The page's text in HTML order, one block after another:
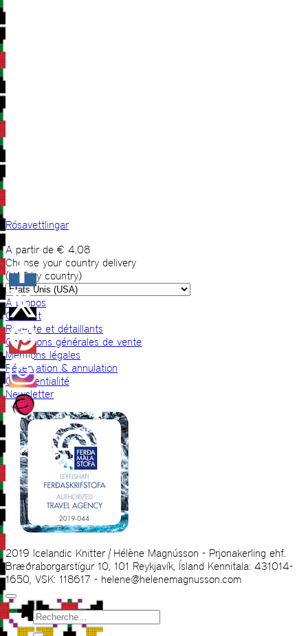
Rósavettlingar
A partir de € 4,08
Choose your country delivery
(VAT by country)
A propos
Contact
Revente et détaillants
Conditions générales de vente
Mentions légales
Réservation & annulation
Confidentialité
Newsletter
2019 Icelandic Knitter | Hélène Magnússon - Prjonakerling ehf.
Bræðraborgarstígur 10, 101 Reykjavík, Ísland Kennitala: 431014-
1650, VSK: 118617 - helene@helenemagnusson.com
Recherche
pour :